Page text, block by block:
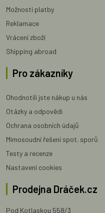
Možnosti platby
Reklamace
Vrácení zboží
Shipping abroad
Pro zákazníky
Ohodnotili jste nákup u nás
Otázky a odpovědi
Ochrana osobních údajů
Mimosoudní řešení spot. sporů
Testy a recenze
Nastavení cookies
Prodejna Dráček.cz
Pod Kotlaskou 558/3